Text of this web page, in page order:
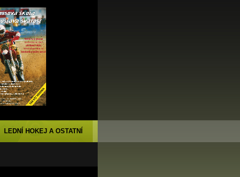
LEDNÍ HOKEJ A OSTATNÍ